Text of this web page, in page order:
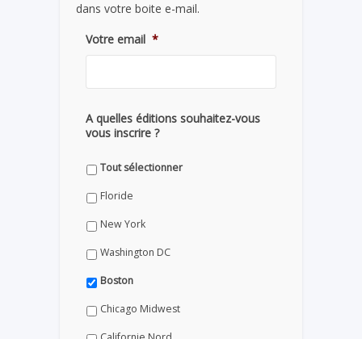
dans votre boite e-mail.
Votre email *
A quelles éditions souhaitez-vous
vous inscrire ?
Tout sélectionner
Floride
New York
Washington DC
Boston
Chicago Midwest